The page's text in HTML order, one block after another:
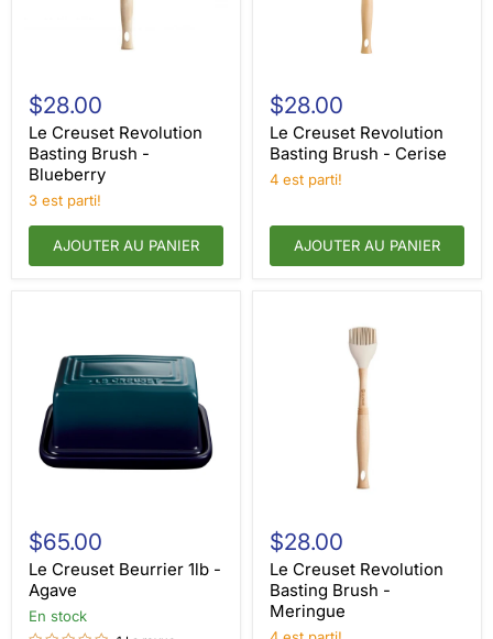
Creuset
Revolution
Basting
Brush
Blueberry
$28.00
Le Creuset Revolution
Basting Brush -
Blueberry
3 est parti!
AJOUTER AU PANIER
Creuset
Revolution
Basting
Brush
Cerise
$28.00
Le Creuset Revolution
Basting Brush - Cerise
4 est parti!
AJOUTER AU PANIER
Creuset
Beurrier
1lb
Agave
$65.00
Le Creuset Beurrier 1lb -
Agave
En stock
Creuset
Revolution
Basting
Brush
Meringue
$28.00
Le Creuset Revolution
Basting Brush -
Meringue